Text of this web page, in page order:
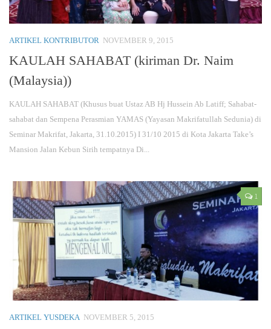
ARTIKEL KONTRIBUTOR NOVEMBER 9, 2015
KAULAH SAHABAT (kiriman Dr. Naim
(Malaysia))
KAULAH SAHABAT (Khusus buat Ustaz AB Hj Hussein Ab Latiff; Sahabat-
sahabat dan Sempena Perasmian YAMAS (Yayasan Makrifatullah Sedunia) di
Seminar Makrifat, Jakarta, 31.10.2015) I 31/10 2015 di Kota Jakarta Take’s
Mansion Jalan Kebun Sirih tempatnya Di...
1
ARTIKEL YUSDEKA NOVEMBER 5, 2015